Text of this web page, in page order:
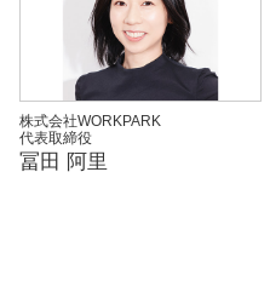
株式会社WORKPARK
代表取締役
冨田 阿里